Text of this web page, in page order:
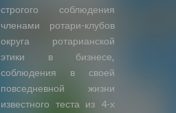
строгого соблюдения
членами ротари-клубов
округа ротарианской
этики в бизнесе,
соблюдения в своей
повседневной жизни
известного теста из 4-х